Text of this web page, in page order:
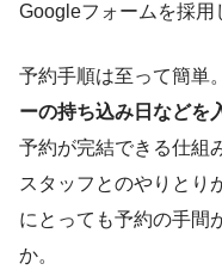
Googleフォームを採用
予約手順は至って簡単。
ーの持ち込み日などを
予約が完結できる仕組
スタッフとのやりとり
にとっても予約の手間
か。